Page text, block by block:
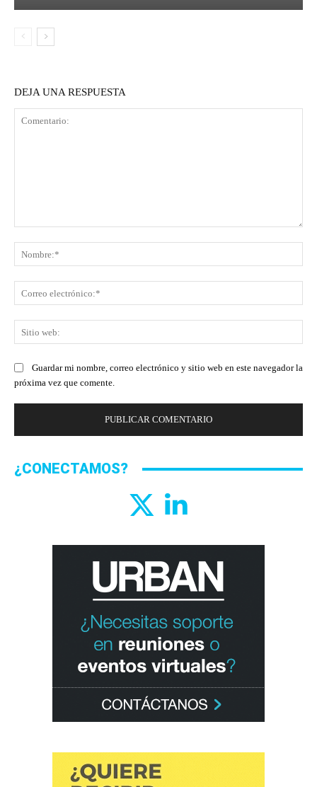
DEJA UNA RESPUESTA
Guardar mi nombre, correo electrónico y sitio web en este navegador la
próxima vez que comente.
¿CONECTAMOS?